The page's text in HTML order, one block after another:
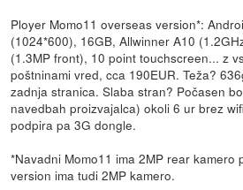
Ployer Momo11 overseas version*:
(1024*600), 16GB, Allwinner A10
(1.3MP front), 10 point touchscreen... z
poštninami vred, cca 190EUR. Teža?
zadnja stranica. Slaba stran? Počasen
navedbah proizvajalca) okoli 6 ur brez
podpira pa 3G dongle.
*Navadni Momo11 ima 2MP rear kamero
version ima tudi 2MP kamero.